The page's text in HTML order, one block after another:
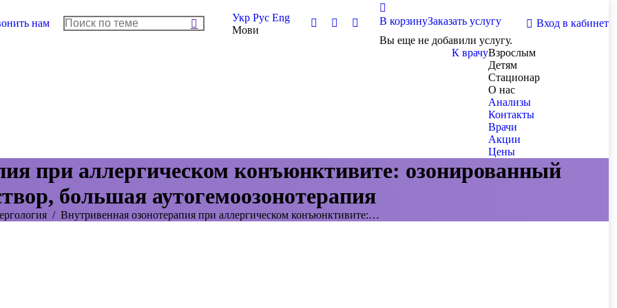
нам Укр Рус Eng
Мови
В корзинуЗаказать услугу
Вы еще не добавили услугу.
Вход в кабинет
Взрослым
Детям
Стационар
О нас
Анализы
Контакты
Врачи
Акции
Цены
К врачу
при аллергическом конъюнктивите: озонированный
большая аутогемоозонотерапия
Внутривенная озонотерапия при аллергическом конъюнктивите:…